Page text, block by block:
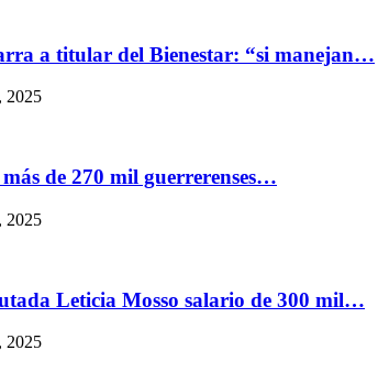
a titular del Bienestar: “si manejan…
2025
de 270 mil guerrerenses…
2025
Leticia Mosso salario de 300 mil…
2025